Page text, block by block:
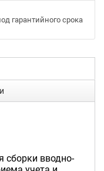
гарантийного срока
сборки вводно-